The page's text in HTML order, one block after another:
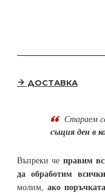
ДОСТАВКА
Стараем
същия ден в
Въпреки че правим
да обработим
молим, ако